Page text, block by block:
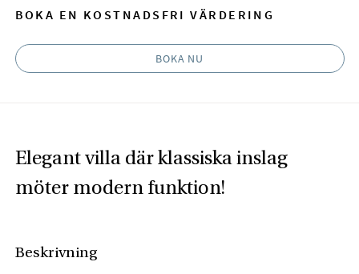
BOKA EN KOSTNADSFRI VÄRDERING
BOKA NU
Elegant villa där klassiska inslag
möter modern funktion!
Beskrivning